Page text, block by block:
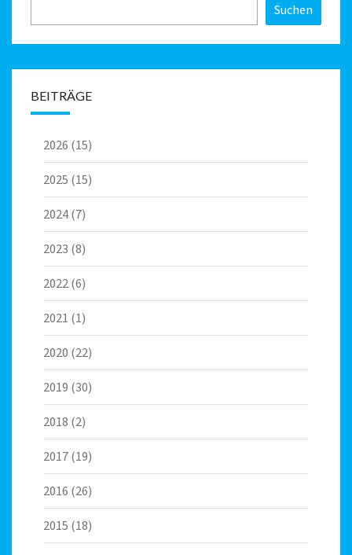
Suchen
BEITRÄGE
2026 (15)
2025 (15)
2024 (7)
2023 (8)
2022 (6)
2021 (1)
2020 (22)
2019 (30)
2018 (2)
2017 (19)
2016 (26)
2015 (18)